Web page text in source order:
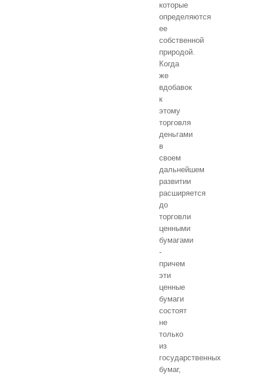
которые
определяются
ее
собственной
природой.
Когда
же
вдобавок
к
этому
торговля
деньгами
в
своем
дальнейшем
развитии
расширяется
до
торговли
ценными
бумагами
-
причем
эти
ценные
бумаги
состоят
не
только
из
государственных
бумаг,